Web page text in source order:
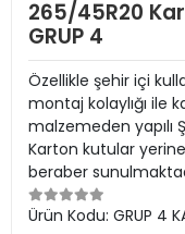
265/45R20
GRUP 4
Özellikle şehir içi
montaj kolaylığı ile
malzemeden yapılı
Karton kutular
beraber
Ürün Kodu: GRUP 4